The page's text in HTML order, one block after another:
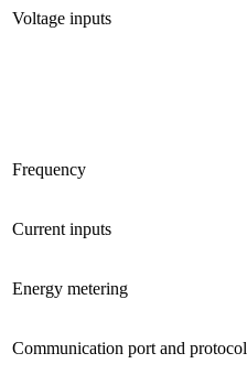
Voltage inputs
Frequency
Current inputs
Energy metering
Communication port and protocol